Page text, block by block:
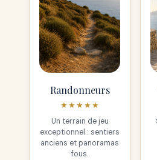
Randonneurs
★★★★★
Un terrain de jeu
exceptionnel : sentiers
anciens et panoramas
fous.